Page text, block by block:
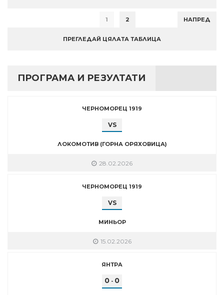
1 2 НАПРЕД
ПРЕГЛЕДАЙ ЦЯЛАТА ТАБЛИЦА
ПРОГРАМА И РЕЗУЛТАТИ
ЧЕРНОМОРЕЦ 1919
VS
ЛОКОМОТИВ (ГОРНА ОРЯХОВИЦА)
28.02.2026
ЧЕРНОМОРЕЦ 1919
VS
МИНЬОР
15.02.2026
ЯНТРА
0 - 0